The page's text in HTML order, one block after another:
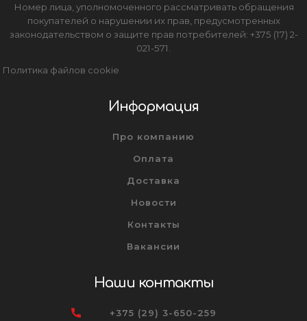
Номер лица, уполномоченного рассматривать обращения
покупателей о нарушении их прав, предусмотренных
законодательством о защите прав потребителей: +375 (17) 2-
021-571.
Политика файлов cookie
Информация
Про компанию
Оплата
Доставка
Новости
Контакты
Вакансии
Наши контакты
+375 (29) 3-650-259